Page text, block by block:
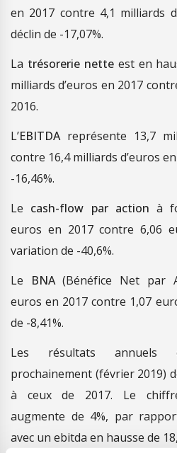
en 2017 contre 4,1 milliards
déclin de -17,07%.
La trésorerie netteest en
milliards d’euros en 2017
2016.
L’EBITDAreprésente 13,7
contre 16,4 milliards d’euros
-16,46%.
Le cash-flow par action à
euros en 2017 contre 6,06
variation de -40,6%.
Le
BNA(Bénéfice Net par
euros en 2017 contre 1,07
de -8,41%.
Les résultats annuels
prochainement (février 2019)
à ceux de 2017. Le
augmente de 4%, par
avec un ebitda en hausse de